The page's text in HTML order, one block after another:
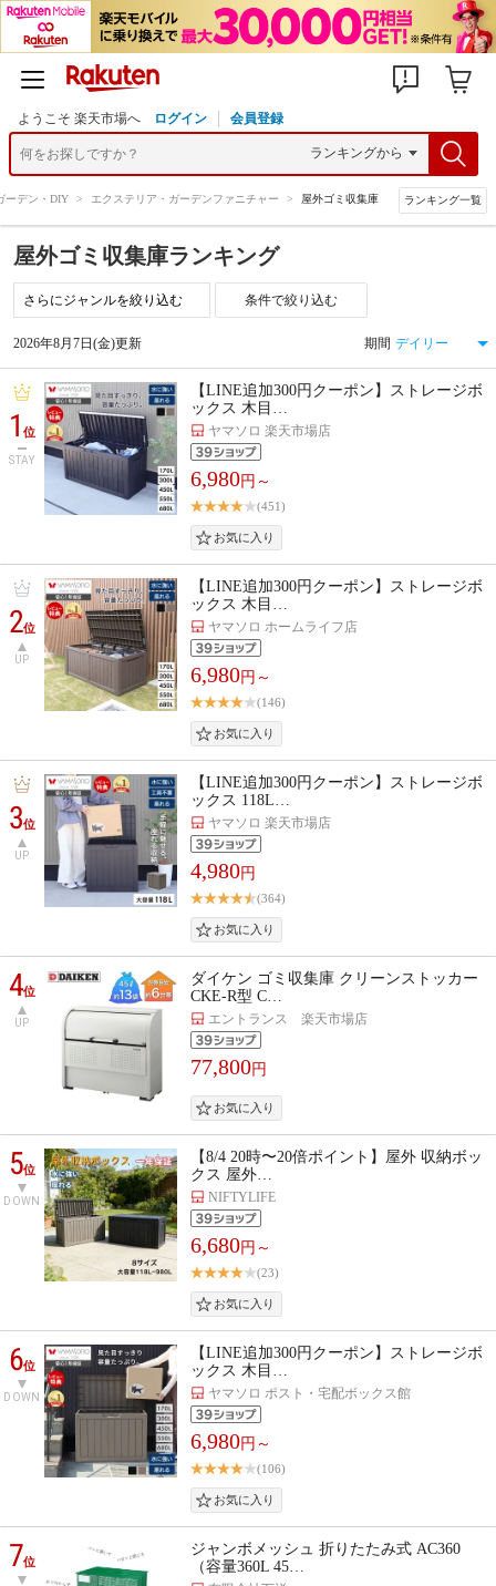
ようこそ 楽天市場へ ログイン 会員登録
ーデン・DIY > エクステリア・ガーデンファニチャー > 屋外ゴミ収集庫 ランキング一覧
屋外ゴミ収集庫ランキング
条件で絞り込む
2026年8月7日(金)更新 期間
1位
STAY
【LINE追加300円クーポン】ストレージボ
ックス 木目…
ヤマソロ 楽天市場店
6,980円～
(451)
2位
UP
【LINE追加300円クーポン】ストレージボ
ックス 木目…
ヤマソロ ホームライフ店
6,980円～
(146)
3位
UP
【LINE追加300円クーポン】ストレージボ
ックス 118L…
ヤマソロ 楽天市場店
4,980円
(364)
4位
UP
ダイケン ゴミ収集庫 クリーンストッカー
CKE-R型 C…
エントランス 楽天市場店
77,800円
5位
DOWN
【8/4 20時〜20倍ポイント】屋外 収納ボッ
クス 屋外…
NIFTYLIFE
6,680円～
(23)
6位
DOWN
【LINE追加300円クーポン】ストレージボ
ックス 木目…
ヤマソロ ポスト・宅配ボックス館
6,980円～
(106)
7位
ジャンボメッシュ 折りたたみ式 AC360
（容量360L 45…